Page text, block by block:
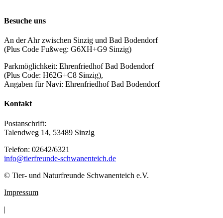
Besuche uns
An der Ahr zwischen Sinzig und Bad Bodendorf
(Plus Code Fußweg: G6XH+G9 Sinzig)
Parkmöglichkeit: Ehrenfriedhof Bad Bodendorf
(Plus Code: H62G+C8 Sinzig),
Angaben für Navi: Ehrenfriedhof Bad Bodendorf
Kontakt
Postanschrift:
Talendweg 14, 53489 Sinzig
Telefon: 02642/6321
info@tierfreunde-schwanenteich.de
© Tier- und Naturfreunde Schwanenteich e.V.
Impressum
|